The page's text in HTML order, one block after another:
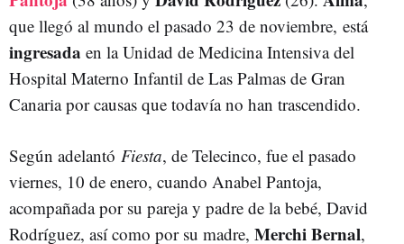
que llegó al mundo el pasado 23 de noviembre, está
ingresada en la Unidad de Medicina Intensiva del
Hospital Materno Infantil de Las Palmas de Gran
Canaria por causas que todavía no han trascendido.
Según adelantó Fiesta, de Telecinco, fue el pasado
viernes, 10 de enero, cuando Anabel Pantoja,
acompañada por su pareja y padre de la bebé, David
Rodríguez, así como por su madre, Merchi Bernal,